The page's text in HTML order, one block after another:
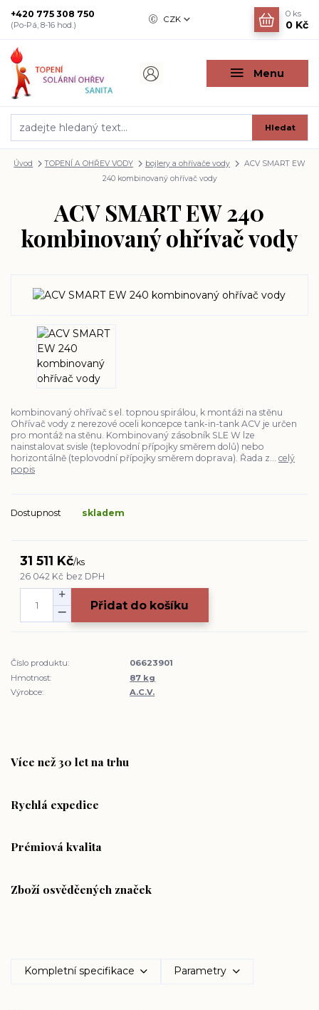
Menu
CZK
Hledat
+420 775 308 750
(Po-Pá, 8-16 hod.)
0 ks
0 Kč
Úvod TOPENÍ A OHŘEV VODY bojlery a ohřívače vody
ACV SMART EW
240 kombinovaný ohřívač vody
ACV SMART EW 240
kombinovaný ohřívač vody
kombinovaný ohřívač s el. topnou spirálou, k montáži na stěnu
Ohřívač vody z nerezové oceli koncepce tank-in-tank ACV je určen
pro montáž na stěnu. Kombinovaný zásobník SLE W lze
nainstalovat svisle (teplovodní přípojky směrem dolů) nebo
horizontálně (teplovodní přípojky směrem doprava). Řada z... celý
popis
Dostupnost skladem
31 511 Kč/ks
26 042 Kč bez DPH
Přidat do košíku
Číslo produktu:
06623901
Hmotnost:
87 kg
Výrobce:
A.C.V.
Více než 30 let na trhu
Rychlá expedice
Prémiová kvalita
Zboží osvědčených značek
Kompletní specifikace Parametry